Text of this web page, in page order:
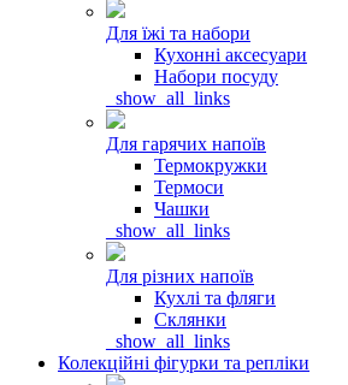
Для їжі та набори
Кухонні аксесуари
Набори посуду
_show_all_links
Для гарячих напоїв
Термокружки
Термоси
Чашки
_show_all_links
Для різних напоїв
Кухлі та фляги
Склянки
_show_all_links
Колекційні фігурки та репліки